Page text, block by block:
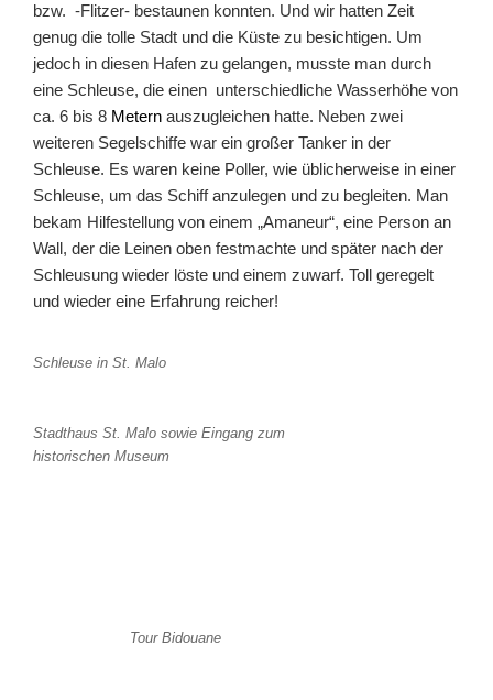
bzw. -Flitzer- bestaunen konnten. Und wir hatten Zeit
genug die tolle Stadt und die Küste zu besichtigen. Um
jedoch in diesen Hafen zu gelangen, musste man durch
eine Schleuse, die einen unterschiedliche Wasserhöhe von
ca. 6 bis 8 Metern auszugleichen hatte. Neben zwei
weiteren Segelschiffe war ein großer Tanker in der
Schleuse. Es waren keine Poller, wie üblicherweise in einer
Schleuse, um das Schiff anzulegen und zu begleiten. Man
bekam Hilfestellung von einem „Amaneur“, eine Person an
Wall, der die Leinen oben festmachte und später nach der
Schleusung wieder löste und einem zuwarf. Toll geregelt
und wieder eine Erfahrung reicher!
Schleuse in St. Malo
Stadthaus St. Malo sowie Eingang zum
historischen Museum
Tour Bidouane